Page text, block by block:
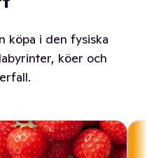
köpa i den fysiska
köer och